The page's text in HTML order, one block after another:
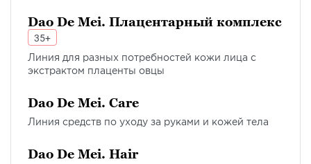
Dao De Mei. Плацентарный комплекс
35+
Линия для разных потребностей кожи лица с
экстрактом плаценты овцы
Dao De Mei. Care
Линия средств по уходу за руками и кожей тела
Dao De Mei. Hair